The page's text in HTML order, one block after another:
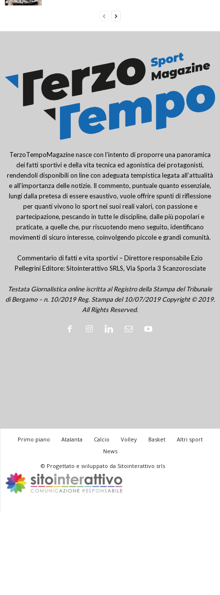
TerzoTempoMagazine nasce con l’intento di proporre una panoramica
dei fatti sportivi e della vita tecnica ed agonistica dei protagonisti,
rendendoli disponibili on line con adeguata tempistica legata all’attualità
e all’importanza delle notizie. Il commento, puntuale quanto essenziale,
lungi dalla pretesa di essere esaustivo, vuole offrire spunti di riflessione
per quanti vivono lo sport nei suoi reali valori, con passione e
partecipazione, pescando in tutte le discipline, dalle più popolari e
praticate, a quelle che, pur riscuotendo meno seguito, identificano
movimenti di sicuro interesse, coinvolgendo piccole e grandi comunità.
Commentario di fatti e vita sportivi – Direttore responsabile Ezio
Pellegrini Editore: Sitointerattivo SRLS, Via Sporla 3 Scanzorosciate
Testata Giornalistica online iscritta al Registro della Stampa del Tribunale
di Bergamo – n. 10/2019 Reg. Stampa del 10/07/2019 Copyright © 2019.
All Rights Reserved.
Primo piano Atalanta Calcio Volley Basket
Altri sport
News
© Progettato e sviluppato da Sitointerattivo srls